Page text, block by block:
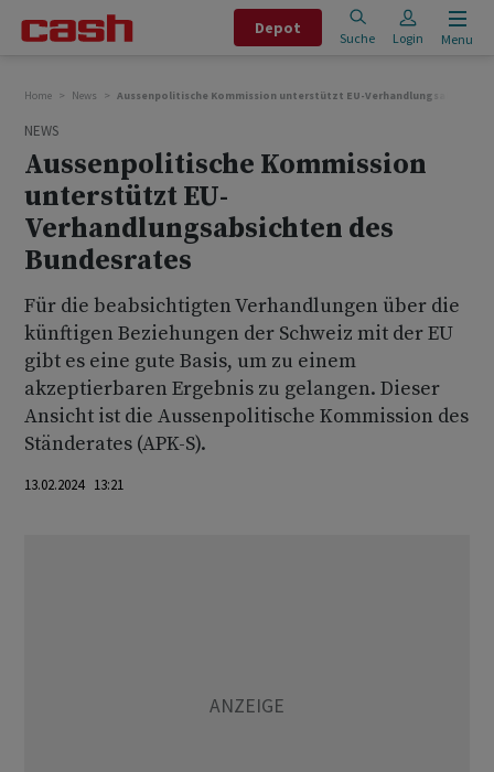
Depot
Suche Login Menu
Home News Aussenpolitische Kommission unterstützt EU-Verhandlungsabsichten
NEWS
Aussenpolitische Kommission
unterstützt EU-
Verhandlungsabsichten des
Bundesrates
Für die beabsichtigten Verhandlungen über die
künftigen Beziehungen der Schweiz mit der EU
gibt es eine gute Basis, um zu einem
akzeptierbaren Ergebnis zu gelangen. Dieser
Ansicht ist die Aussenpolitische Kommission des
Ständerates (APK-S).
13.02.2024 13:21